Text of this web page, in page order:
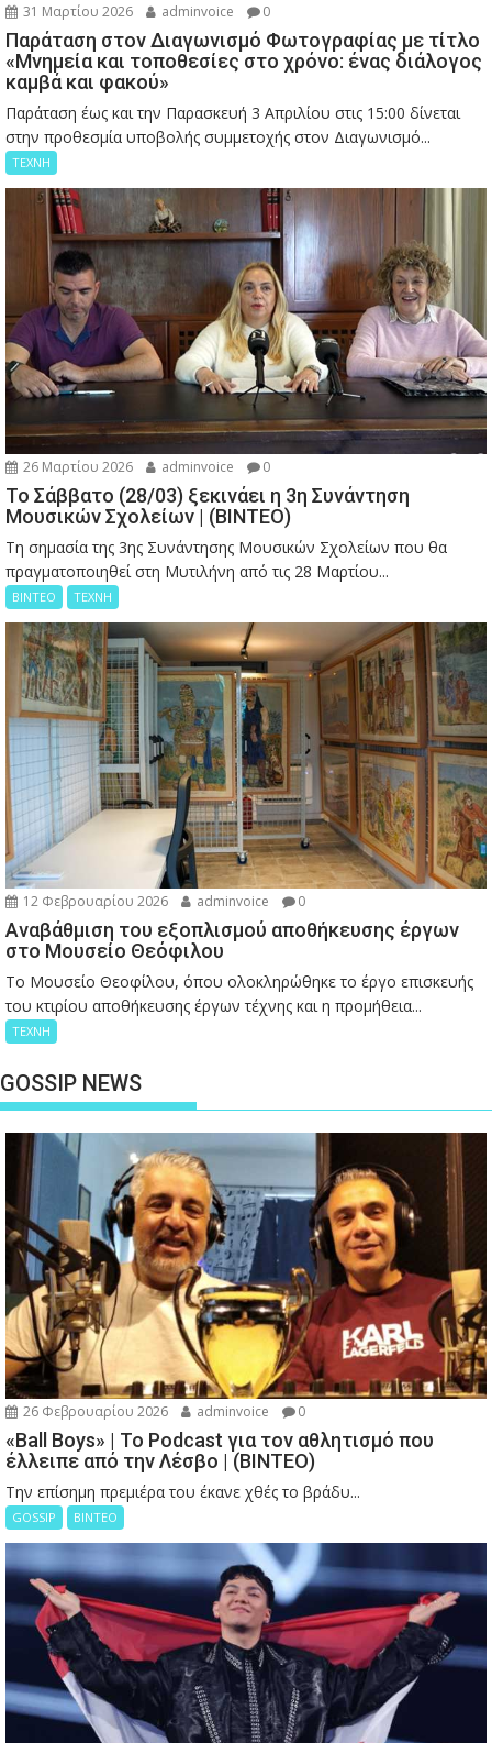
31 Μαρτίου 2026 adminvoice 0
Παράταση στον Διαγωνισμό Φωτογραφίας με τίτλο
«Μνημεία και τοποθεσίες στο χρόνο: ένας διάλογος
καμβά και φακού»
Παράταση έως και την Παρασκευή 3 Απριλίου στις 15:00 δίνεται
στην προθεσμία υποβολής συμμετοχής στον Διαγωνισμό...
ΤΕΧΝΗ
26 Μαρτίου 2026 adminvoice 0
Το Σάββατο (28/03) ξεκινάει η 3η Συνάντηση
Μουσικών Σχολείων | (ΒΙΝΤΕΟ)
Τη σημασία της 3ης Συνάντησης Μουσικών Σχολείων που θα
πραγματοποιηθεί στη Μυτιλήνη από τις 28 Μαρτίου...
ΒΙΝΤΕΟ ΤΕΧΝΗ
12 Φεβρουαρίου 2026 adminvoice 0
Αναβάθμιση του εξοπλισμού αποθήκευσης έργων
στο Μουσείο Θεόφιλου
Το Μουσείο Θεοφίλου, όπου ολοκληρώθηκε το έργο επισκευής
του κτιρίου αποθήκευσης έργων τέχνης και η προμήθεια...
ΤΕΧΝΗ
GOSSIP NEWS
26 Φεβρουαρίου 2026 adminvoice 0
«Ball Boys» | Το Podcast για τον αθλητισμό που
έλλειπε από την Λέσβο | (ΒΙΝΤΕΟ)
Την επίσημη πρεμιέρα του έκανε χθές το βράδυ...
GOSSIP ΒΙΝΤΕΟ